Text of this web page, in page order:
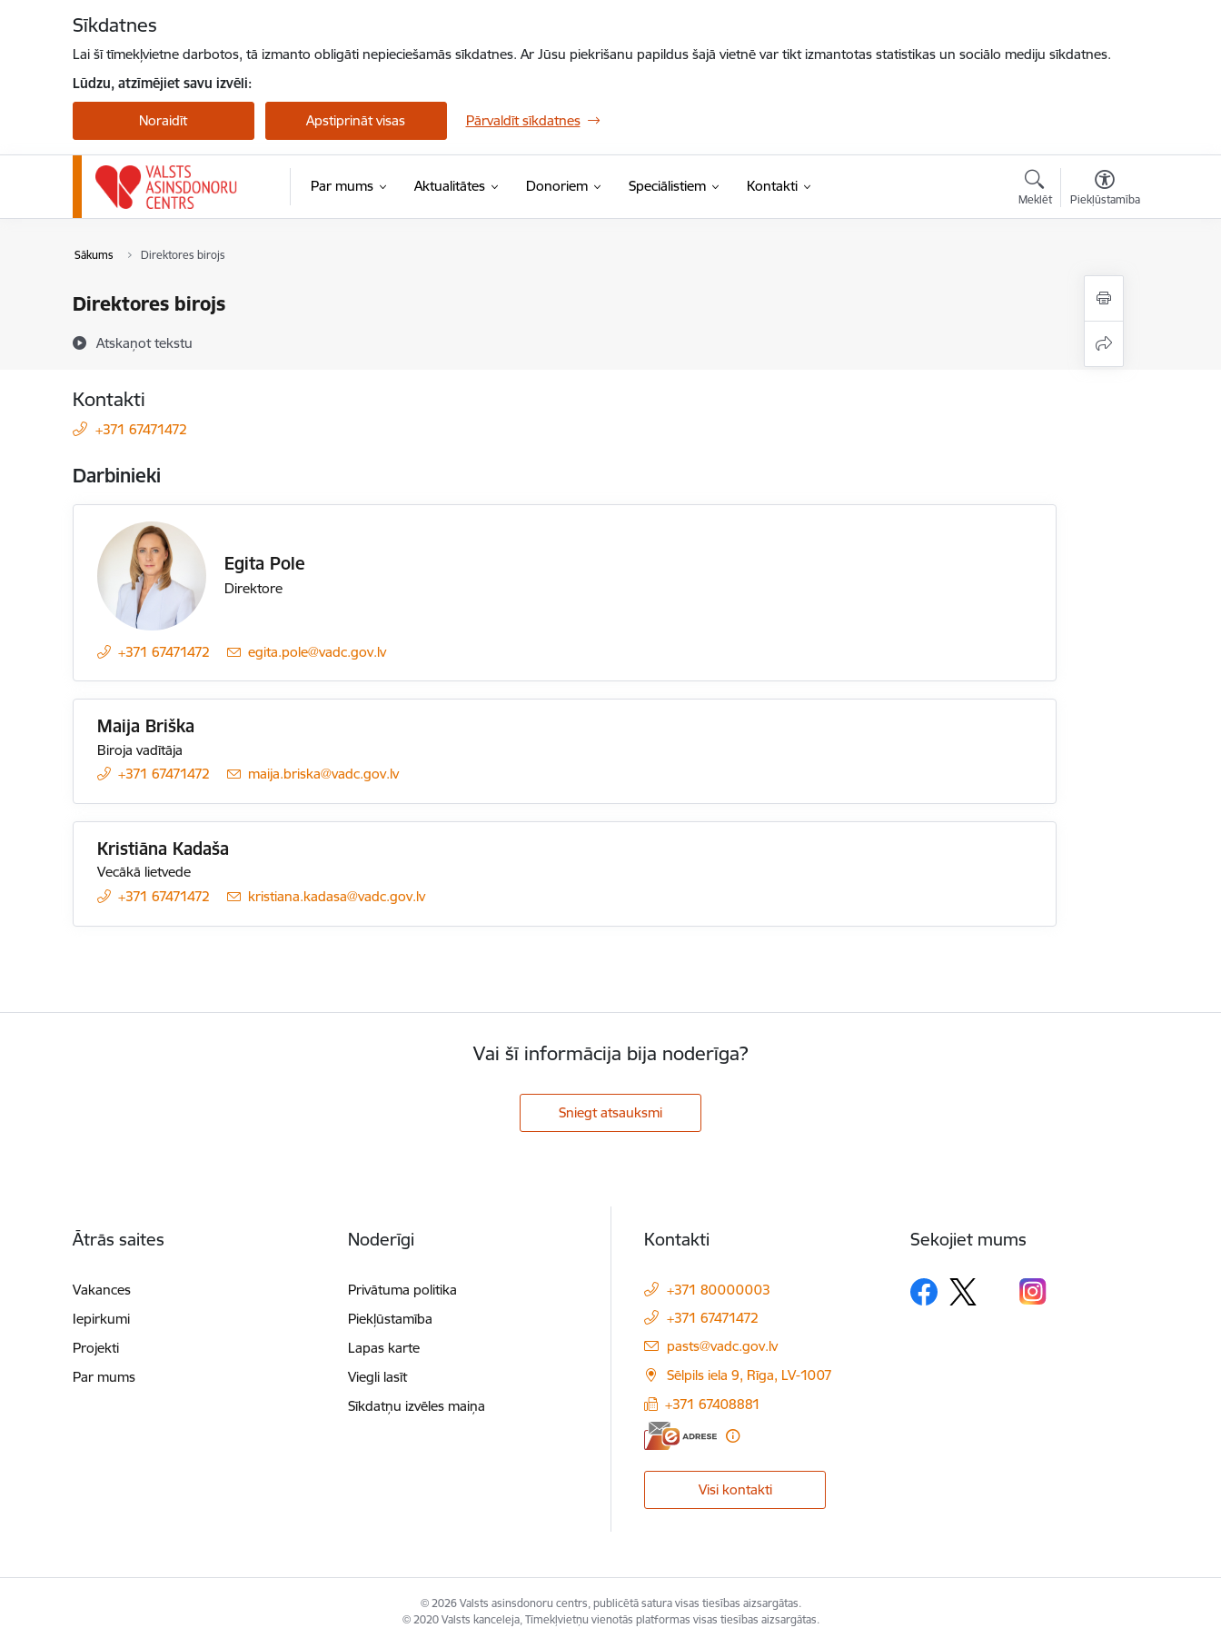
Sīkdatnes
Lai šī tīmekļvietne darbotos, tā izmanto obligāti nepieciešamās sīkdatnes. Ar Jūsu piekrišanu papildus šajā vietnē var tikt izmantotas statistikas un sociālo mediju sīkdatnes.
Lūdzu, atzīmējiet savu izvēli:
Noraidīt Apstiprināt visas Pārvaldīt sīkdatnes
Par mums Aktualitātes Donoriem Speciālistiem Kontakti
Meklēt Piekļūstamība
Sākums Direktores birojs
Direktores birojs
Atskaņot tekstu
Kontakti
+371 67471472
Darbinieki
Egita Pole
Direktore
+371 67471472 E-pasts:
egita.pole@vadc.gov.lv
Maija Briška
Biroja vadītāja
+371 67471472
E-pasts:
maija.briska@vadc.gov.lv
Kristiāna Kadaša
Vecākā lietvede
+371 67471472
E-pasts:
kristiana.kadasa@vadc.gov.lv
Vai šī informācija bija noderīga?
Sniegt atsauksmi
Ātrās saites
Vakances
Iepirkumi
Projekti
Par mums
Noderīgi
Privātuma politika
Piekļūstamība
Lapas karte
Viegli lasīt
Sīkdatņu izvēles maiņa
Kontakti
+371 80000003
+371 67471472
E-pasts:
pasts@vadc.gov.lv
Sēlpils iela 9, Rīga, LV-1007
+371 67408881
Visi kontakti
Sekojiet mums
© 2026 Valsts asinsdonoru centrs, publicētā satura visas tiesības aizsargātas.
© 2020 Valsts kanceleja, Tīmekļvietņu vienotās platformas visas tiesības aizsargātas.